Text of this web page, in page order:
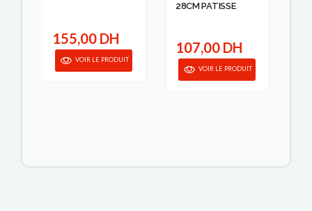
155,00 DH
VOIR LE PRODUIT
28CM PATISSE
107,00 DH
VOIR LE PRODUIT